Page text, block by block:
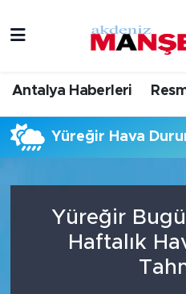
Antalya Haberleri
Yüreğir Hava
Yüreğir
Haftalık
Bilim & Teknoloji
Eğitim
Ekonomi
Güncel
Antalya Hava Durumu
Antalya Namaz
Antalya Trafik
Süper Lig Puan
Tüm Manşetler